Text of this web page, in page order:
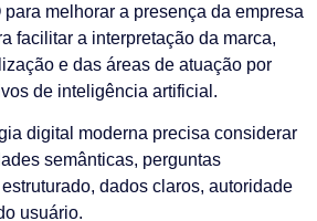
melhorar a presença da empresa
facilitar a interpretação da marca,
e das áreas de atuação por
de inteligência artificial.
digital moderna precisa considerar
semânticas, perguntas
dados claros, autoridade
usuário.